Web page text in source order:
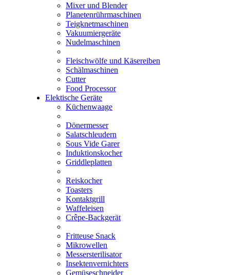
Mixer und Blender
Planetenrührmaschinen
Teigknetmaschinen
Vakuumiergeräte
Nudelmaschinen
Fleischwölfe und Käsereiben
Schälmaschinen
Cutter
Food Processor
Elektische Geräte
Küchenwaage
Dönermesser
Salatschleudern
Sous Vide Garer
Induktionskocher
Griddleplatten
Reiskocher
Toasters
Kontaktgrill
Waffeleisen
Crêpe-Backgerät
Fritteuse Snack
Mikrowellen
Messersterilisator
Insektenvernichters
Gemüseschneider